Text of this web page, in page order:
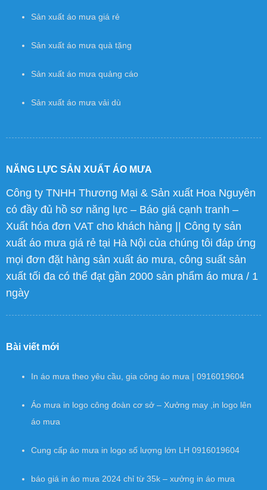
Sản xuất áo mưa giá rẻ
Sản xuất áo mưa quà tặng
Sản xuất áo mưa quảng cáo
Sản xuất áo mưa vải dù
NĂNG LỰC SẢN XUẤT ÁO MƯA
Công ty TNHH Thương Mại & Sản xuất Hoa Nguyên
có đầy đủ hồ sơ năng lực – Báo giá cạnh tranh –
Xuất hóa đơn VAT cho khách hàng || Công ty sản
xuất áo mưa giá rẻ tại Hà Nội của chúng tôi đáp ứng
mọi đơn đặt hàng sản xuất áo mưa, công suất sản
xuất tối đa có thể đạt gần 2000 sản phẩm áo mưa / 1
ngày
Bài viết mới
In áo mưa theo yêu cầu, gia công áo mưa | 0916019604
Áo mưa in logo công đoàn cơ sở – Xưởng may ,in logo lên
áo mưa
Cung cấp áo mưa in logo số lượng lớn LH 0916019604
báo giá in áo mưa 2024 chỉ từ 35k – xưởng in áo mưa